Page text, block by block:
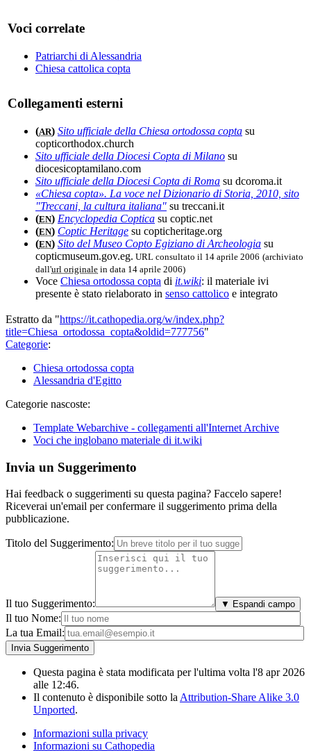
Voci correlate
Patriarchi di Alessandria
Chiesa cattolica copta
Collegamenti esterni
(AR) Sito ufficiale della Chiesa ortodossa copta su
copticorthodox.church
Sito ufficiale della Diocesi Copta di Milano su
diocesicoptamilano.com
Sito ufficiale della Diocesi Copta di Roma su dcoroma.it
«Chiesa copta». La voce nel Dizionario di Storia, 2010, sito
"Treccani, la cultura italiana" su treccani.it
(EN) Encyclopedia Coptica su coptic.net
(EN) Coptic Heritage su copticheritage.org
(EN) Sito del Museo Copto Egiziano di Archeologia su
copticmuseum.gov.eg. URL consultato il 14 aprile 2006 (archiviato
dall'url originale in data 14 aprile 2006)
Voce Chiesa ortodossa copta di it.wiki: il materiale ivi
presente è stato rielaborato in senso cattolico e integrato
Estratto da "https://it.cathopedia.org/w/index.php?
title=Chiesa_ortodossa_copta&oldid=777756"
Categorie:
Chiesa ortodossa copta
Alessandria d'Egitto
Categorie nascoste:
Template Webarchive - collegamenti all'Internet Archive
Voci che inglobano materiale di it.wiki
Invia un Suggerimento
Hai feedback o suggerimenti su questa pagina? Faccelo sapere!
Riceverai un'email per confermare il suggerimento prima della
pubblicazione.
Titolo del Suggerimento:
Il tuo Suggerimento: ▼ Espandi campo
Il tuo Nome:
La tua Email:
Questa pagina è stata modificata per l'ultima volta l'8 apr 2026
alle 12:46.
Il contenuto è disponibile sotto la Attribution-Share Alike 3.0
Unported.
Informazioni sulla privacy
Informazioni su Cathopedia